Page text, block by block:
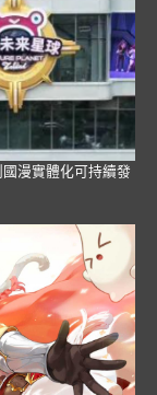
漫實體化可持續發